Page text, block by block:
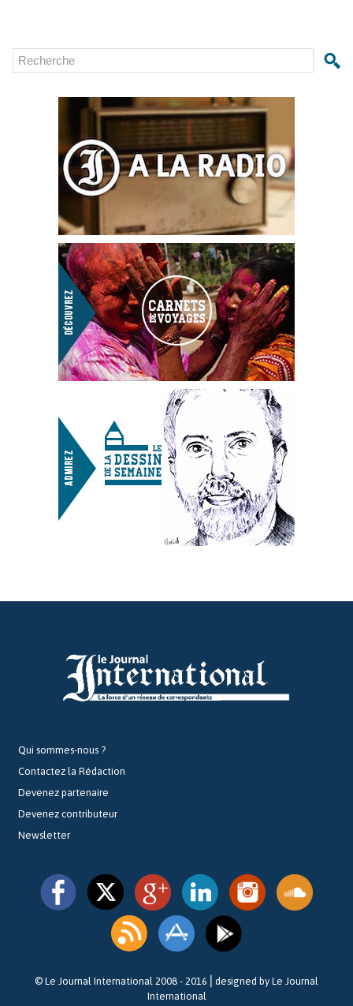
Qui sommes-nous ?
Contactez la Rédaction
Devenez partenaire
Devenez contributeur
Newsletter
© Le Journal International 2008 - 2016⎪designed by Le Journal
International